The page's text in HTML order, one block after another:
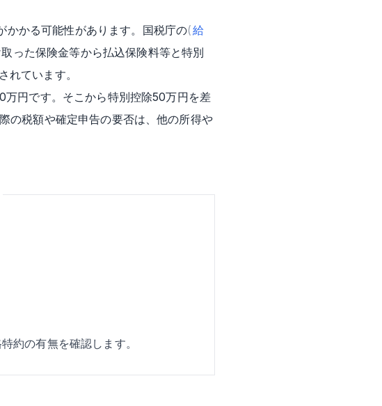
かかる可能性があります。国税庁の(給
った保険金等から払込保険料等と特別
れています。
円です。そこから特別控除50万円を差
の税額や確定申告の要否は、他の所得や
約の有無を確認します。